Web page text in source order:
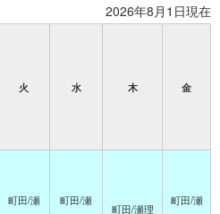
2026年8月1日現在
火 水 木 金
町田/瀬
町田/瀬
町田/瀬理
町田/瀬